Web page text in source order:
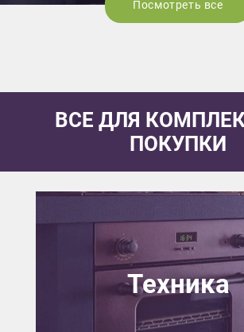
Посмотреть все
ВСЕ ДЛЯ
ПОКУПКИ
Техника